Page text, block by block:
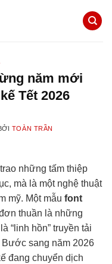
năm mới
Tết 2026
TOÀN TRẦN
những tấm thiệp
mà là một nghệ thuật
mỹ. Một mẫu font
thuần là những
“linh hồn” truyền tải
sang năm 2026
đang chuyển dịch